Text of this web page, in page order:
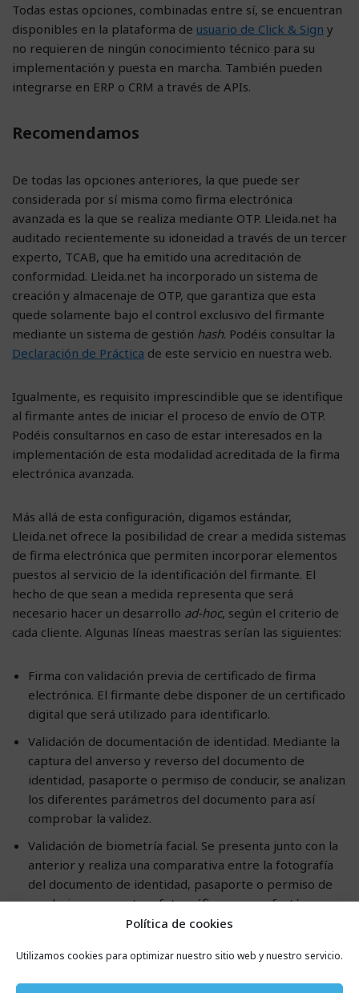
Política de cookies
Utilizamos cookies para optimizar nuestro sitio web y nuestro servicio.
Todas estas opciones, combinadas entre sí, se encuentran
disponibles en la plataforma de usuario de Click & Sign y
no requieren de ningún conocimiento técnico para su
implementación y puesta en marcha. También pueden
integrarse en ERP o CRM a través de APIs.
Recomendamos
De todas las opciones anteriores, la que puede ser
considerada por sí misma como firma electrónica
avanzada es la que se realiza mediante OTP. Lleida.net ha
auditado recientemente su idoneidad a través de un tercer
experto, TCAB, que ha emitido una acreditación de
conformidad. Lleida.net ha incorporado un sistema de
creación y almacenaje de OTP, que garantiza que esta
quede solamente bajo el control exclusivo del firmante
mediante un sistema de gestión hash. Podéis consultar la
Declaración de Práctica de este servicio en nuestra web.
Igualmente, es requisito imprescindible que se identifique
al firmante antes de iniciar el proceso de envío de OTP.
Podéis consultarnos en caso de estar interesados en la
implementación de esta modalidad acreditada de la firma
electrónica avanzada.
Más allá de esta configuración, digamos estándar,
Lleida.net ofrece la posibilidad de crear a medida sistemas
de firma electrónica que permiten incorporar elementos
puestos al servicio de la identificación del firmante. El
hecho de que sean a medida representa que será
necesario hacer un desarrollo ad-hoc, según el criterio de
cada cliente. Algunas líneas maestras serían las siguientes:
Firma con validación previa de certificado de firma
electrónica. El firmante debe disponer de un certificado
digital que será utilizado para identificarlo.
Validación de documentación de identidad. Mediante la
captura del anverso y reverso del documento de
identidad, pasaporte o permiso de conducir, se analizan
los diferentes parámetros del documento para así
comprobar la validez.
Validación de biometría facial. Se presenta junto con la
anterior y realiza una comparativa entre la fotografía
del documento de identidad, pasaporte o permiso de
conducir y una captura fotográfica que se efectúa
durante el proceso (selfie ).
Vídeo-identificación. Se realiza una grabación de vídeo
anteriores. Por lo tanto, se añade así más garantías